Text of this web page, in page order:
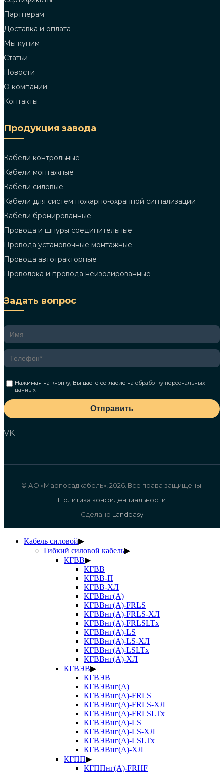
Партнерам
Доставка и оплата
Мы купим
Статьи
Новости
О компании
Контакты
Продукция завода
Кабели контрольные
Кабели монтажные
Кабели силовые
Кабели для систем пожарно-охранной сигнализации
Кабели бронированные
Провода и шнуры соединительные
Провода установочные монтажные
Провода автотракторные
Проволока и провода неизолированные
Задать вопрос
Нажимая на кнопку, Вы даете согласие наобработку персональных
данных
Отправить
VK
© АО «Марпосадкабель», 2026. Все права защищены.
Политика конфиденциальности
Сделано Landeasy
Кабель силовой▶
Гибкий силовой кабель▶
КГВВ▶
КГВВ
КГВВ-П
КГВВ-ХЛ
КГВВнг(А)
КГВВнг(А)-FRLS
КГВВнг(А)-FRLS-ХЛ
КГВВнг(А)-FRLSLTx
КГВВнг(А)-LS
КГВВнг(А)-LS-ХЛ
КГВВнг(А)-LSLTx
КГВВнг(А)-ХЛ
КГВЭВ▶
КГВЭВ
КГВЭВнг(А)
КГВЭВнг(А)-FRLS
КГВЭВнг(А)-FRLS-ХЛ
КГВЭВнг(А)-FRLSLTx
КГВЭВнг(А)-LS
КГВЭВнг(А)-LS-ХЛ
КГВЭВнг(А)-LSLTx
КГВЭВнг(А)-ХЛ
КГПП▶
КГППнг(А)-FRHF